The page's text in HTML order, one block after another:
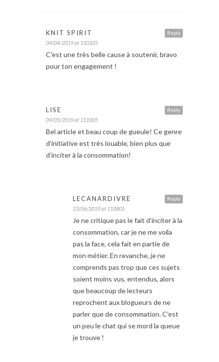
Reply
KNIT SPIRIT
04/04/2019 at 110105
C’est une très belle cause à soutenir, bravo
pour ton engagement !
Reply
LISE
09/05/2019 at 111005
Bel article et beau coup de gueule! Ce genre
d’initiative est très louable, bien plus que
d’inciter à la consommation!
Reply
LECANARDIVRE
23/06/2019 at 110805
Je ne critique pas le fait d’inciter à la
consommation, car je ne me voila
pas la face, cela fait en partie de
mon métier. En revanche, je ne
comprends pas trop que ces sujets
soient moins vus, entendus, alors
que beaucoup de lecteurs
reprochent aux blogueurs de ne
parler que de consommation. C’est
un peu le chat qui se mord la queue
je trouve !